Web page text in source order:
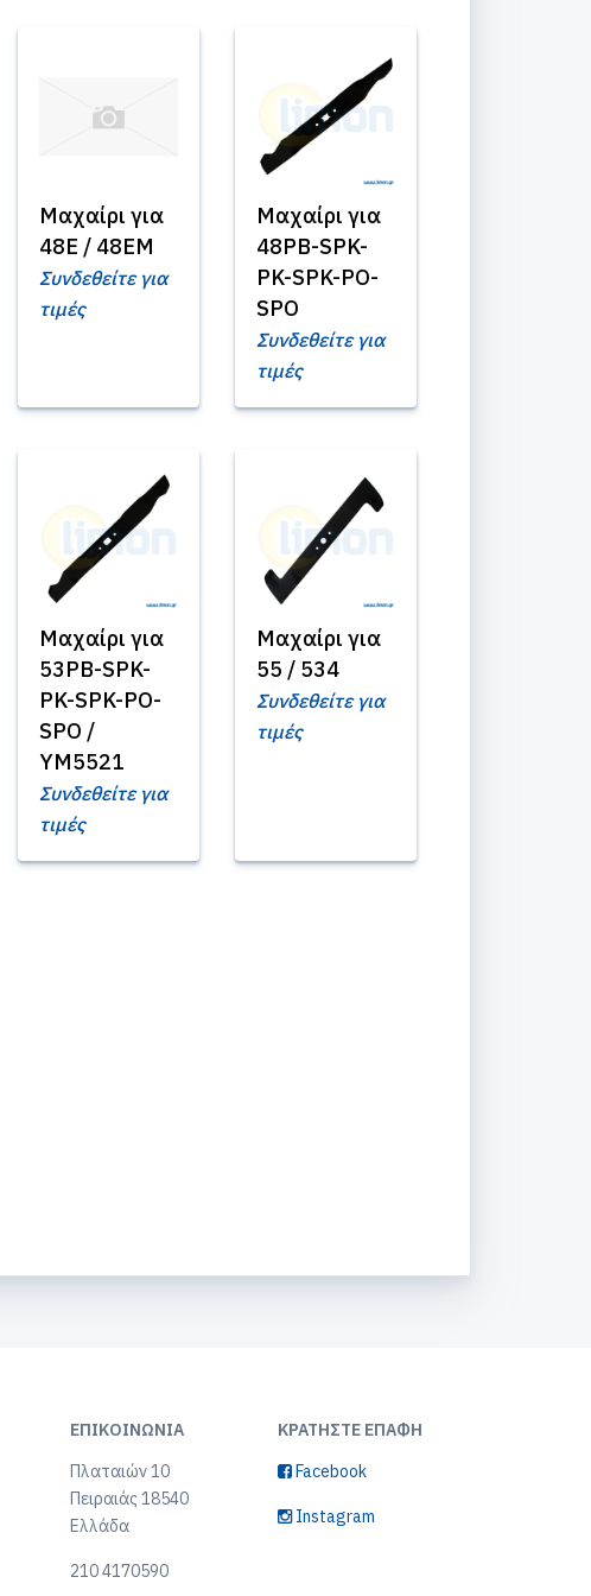
Μαχαίρι για
48E / 48EM
Συνδεθείτε για
τιμές
Μαχαίρι για
48PB-SPK-
PK-SPK-PO-
SPO
Συνδεθείτε για
τιμές
Μαχαίρι για
53PB-SPK-
PK-SPK-PO-
SPO /
YM5521
Συνδεθείτε για
τιμές
Μαχαίρι για
55 / 534
Συνδεθείτε για
τιμές
ΕΠΙΚΟΙΝΩΝΊΑ
Πλαταιών 10
Πειραιάς 18540
Ελλάδα
210 4170590
ΚΡΑΤΉΣΤΕ ΕΠΑΦΉ
Facebook
Instagram